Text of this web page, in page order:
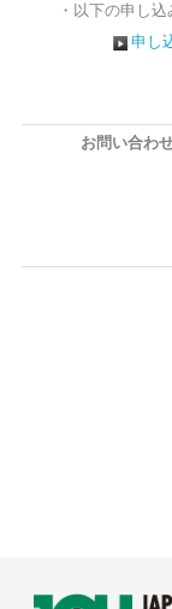
・以下の申し
申し
お問い合わ